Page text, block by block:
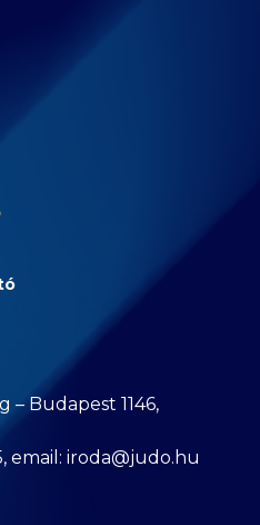
– Budapest 1146,
email: iroda@judo.hu